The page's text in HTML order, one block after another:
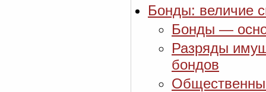
Бонды: величие
Бонды —
Разряды
бондов